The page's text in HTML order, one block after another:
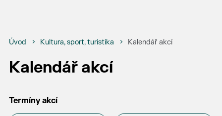
Úvod Kultura, sport, turistika Kalendář akcí
Kalendář akcí
Termíny akcí